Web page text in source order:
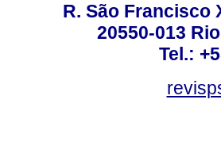
R. São Francisco
20550-013
Tel.: